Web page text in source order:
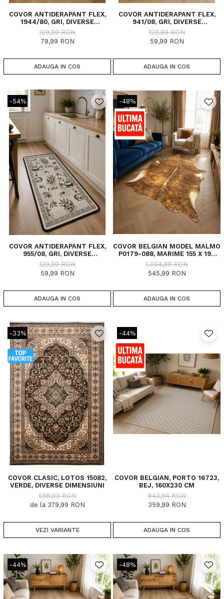
COVOR ANTIDERAPANT FLEX,
1944/80, GRI, DIVERSE
DIMENSIUNI
129,99 RON
79,99 RON
ADAUGA IN COS
COVOR ANTIDERAPANT FLEX,
941/08, GRI, DIVERSE
DIMENSIUNI
129,99 RON
59,99 RON
ADAUGA IN COS
-54%
COVOR ANTIDERAPANT FLEX,
955/08, GRI, DIVERSE
DIMENSIUNI
129,99 RON
59,99 RON
ADAUGA IN COS
-48%
COVOR BELGIAN MODEL MALMO
P0179-088, MARIME 155 X 190
CM, INALTIME FIR 4 MM
1.054,99 RON
545,99 RON
ADAUGA IN COS
-33%
COVOR CLASIC, LOTOS 15082,
VERDE, DIVERSE DIMENSIUNI
599,99 RON
de la 379,99 RON
VEZI VARIANTE
-44%
COVOR BELGIAN, PORTO 16723,
BEJ, 160X230 CM
643,94 RON
359,99 RON
ADAUGA IN COS
-44% -48%